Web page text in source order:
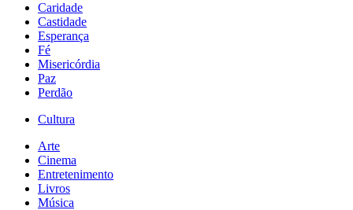
Caridade
Castidade
Esperança
Fé
Misericórdia
Paz
Perdão
Cultura
Arte
Cinema
Entretenimento
Livros
Música